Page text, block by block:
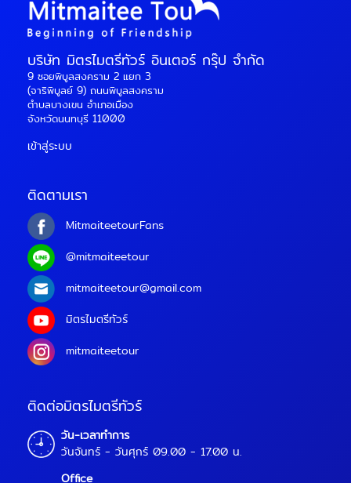
บริษัท มิตรไมตรีทัวร์ อินเตอร์ กรุ๊ป จำกัด
9 ซอยพิบูลสงคราม 2 แยก 3
(จาริพิบูลย์ 9) ถนนพิบูลสงคราม
ตำบลบางเขน อำเภอเมือง
จังหวัดนนทบุรี 11000
เข้าสู่ระบบ
ติดตามเรา
MitmaiteetourFans
@mitmaiteetour
mitmaiteetour@gmail.com
มิตรไมตรีทัวร์
mitmaiteetour
ติดต่อมิตรไมตรีทัวร์
วัน-เวลาทำการ
วันจันทร์ - วันศุกร์ 09.00 - 17.00 น.
Office